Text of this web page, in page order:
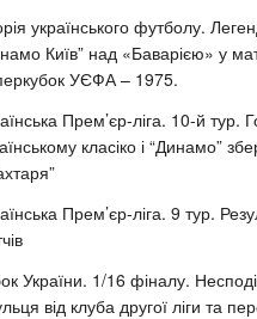
українського футболу.
Київ” над «Баварією» у
УЄФА – 1975.
Прем’єр-ліга. 10-й тур.
класіко і “Динамо”
Прем’єр-ліга. 9 тур.
України. 1/16 фіналу.
від клуба другої ліги та